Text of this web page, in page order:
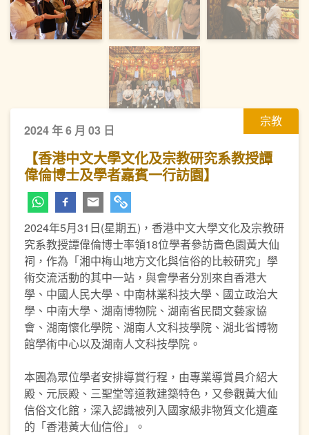
宗教
2024 年 6 月 03 日
【香港中文大學文化及宗教研究系教授譚
偉倫博士及學者嘉賓一行訪園】
2024年5月31日(星期五)，香港中文大學文化及宗教研
究系教授譚偉倫博士率領18位學者參訪嗇色園黃大仙
祠，作為「湘中梅山地方文化與信俗的比較研究」學
術交流活動的其中一站，與會學者分別來自香港大
學、中國人民大學、中南林業科技大學、國立政治大
學、中南大學、湖南博物院、湖南省民間文藝家協
會、湖南懷化學院、湖南人文科技學院、湖北省博物
館學術中心以及湖南人文科技學院。
本園為眾位學者安排導賞行程，由專業導賞員介紹大
殿、元辰殿、三聖堂等道教建築特色，又參觀黃大仙
信俗文化館，深入認識被列入國家級非物質文化遺產
的「香港黃大仙信俗」。